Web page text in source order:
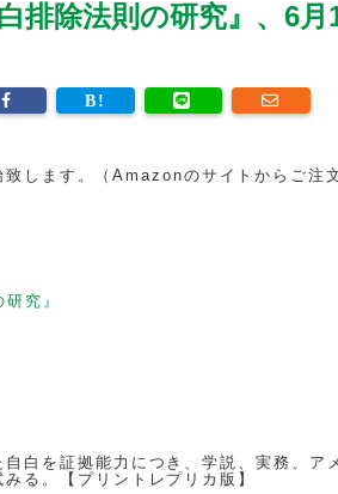
排除法則の研究』、6月
します。（Amazonのサイトからご注
究』
白を証拠能力につき、学説、実務、ア
る。【プリントレプリカ版】